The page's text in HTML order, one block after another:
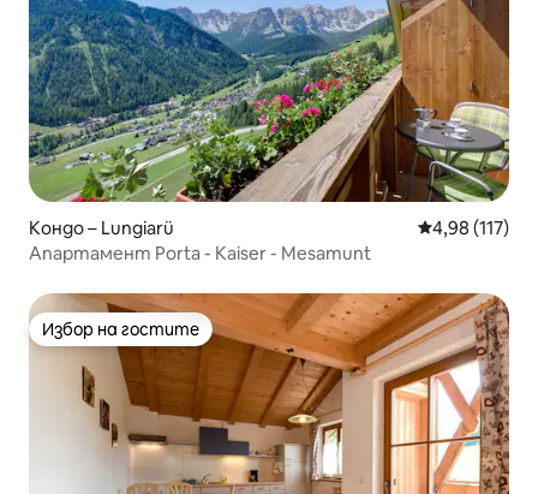
Кондо – Lungiarü Средна
4,98 (117)
Апартамент Porta - Kaiser - Mesamunt
Избор на гостите
Избор на гостите